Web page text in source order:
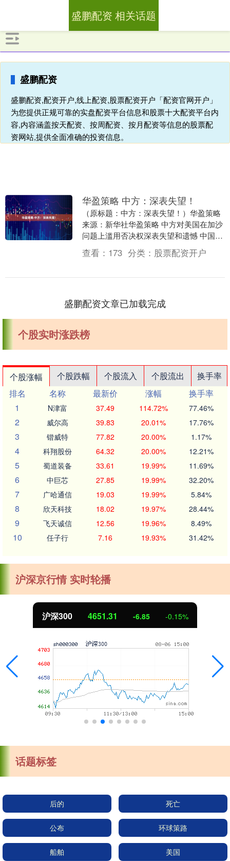
盛鹏配资
盛鹏配资,配资开户,线上配资,股票配资开户「配资官网开户」
为您提供正规可靠的实盘配资平台信息和股票十大配资平台内
容,内容涵盖按天配资、按周配资、按月配资等信息的股票配
资网站,提供全面准确的投资信息。
盛鹏配资 相关话题
华盈策略 中方：深表失望！
（原标题：中方：深表失望！）华盈策略
来源：新华社华盈策略 中方对美国在加沙
问题上滥用否决权深表失望和遗憾 中国常
驻联合国代表傅聪1日在联合国大会关于否
决权使用....
查看： 173 分类： 股票配资开户
盛鹏配资文章已加载完成
个股实时涨跌榜
个股涨幅 个股跌幅 个股流入 个股流出
换手率
排名
名称 最新价 涨幅
换手率
1
N津富 37.49 114.72% 77.46%
2 威尔高 39.83 20.01% 17.76%
3 锴威特 77.82 20.00% 1.17%
4 科翔股份 64.32 20.00% 12.21%
5 蜀道装备 33.61 19.99% 11.69%
6 中巨芯 27.85 19.99% 32.20%
7 广哈通信 19.03 19.99% 5.84%
8 欣天科技 18.02 19.97% 28.44%
9 飞天诚信 12.56 19.96% 8.49%
10 任子行 7.16 19.93% 31.42%
沪深京行情 实时轮播
沪深300 4651.31 -6.85 -0.15%
话题标签
后的 死亡
公布 环球策路
船舶 美国